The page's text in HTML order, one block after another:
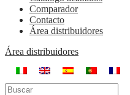
Comparador
Contacto
Área distribuidores
Área distribuidores